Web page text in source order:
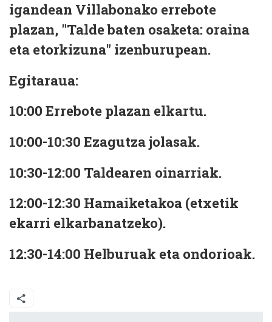
igandean Villabonako errebote
plazan, "Talde baten osaketa: oraina
eta etorkizuna" izenburupean.
Egitaraua:
10:00 Errebote plazan elkartu.
10:00-10:30 Ezagutza jolasak.
10:30-12:00 Taldearen oinarriak.
12:00-12:30 Hamaiketakoa (etxetik
ekarri elkarbanatzeko).
12:30-14:00 Helburuak eta ondorioak.